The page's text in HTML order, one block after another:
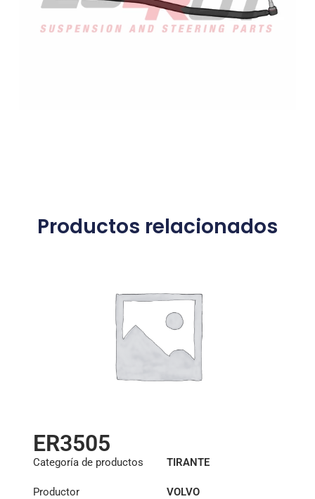
Productos relacionados
ER3505
Categoría de productos TIRANTE
Productor VOLVO